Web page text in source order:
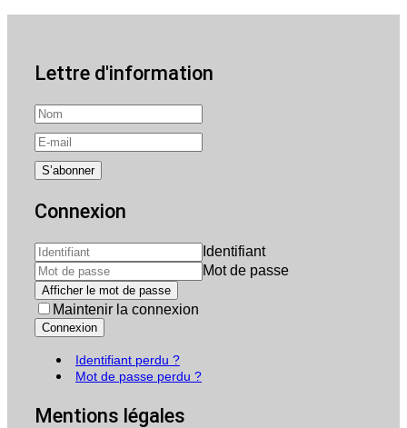
Lettre d'information
Connexion
Identifiant
Mot de passe
Afficher le mot de passe
Maintenir la connexion
Connexion
Identifiant perdu ?
Mot de passe perdu ?
Mentions légales